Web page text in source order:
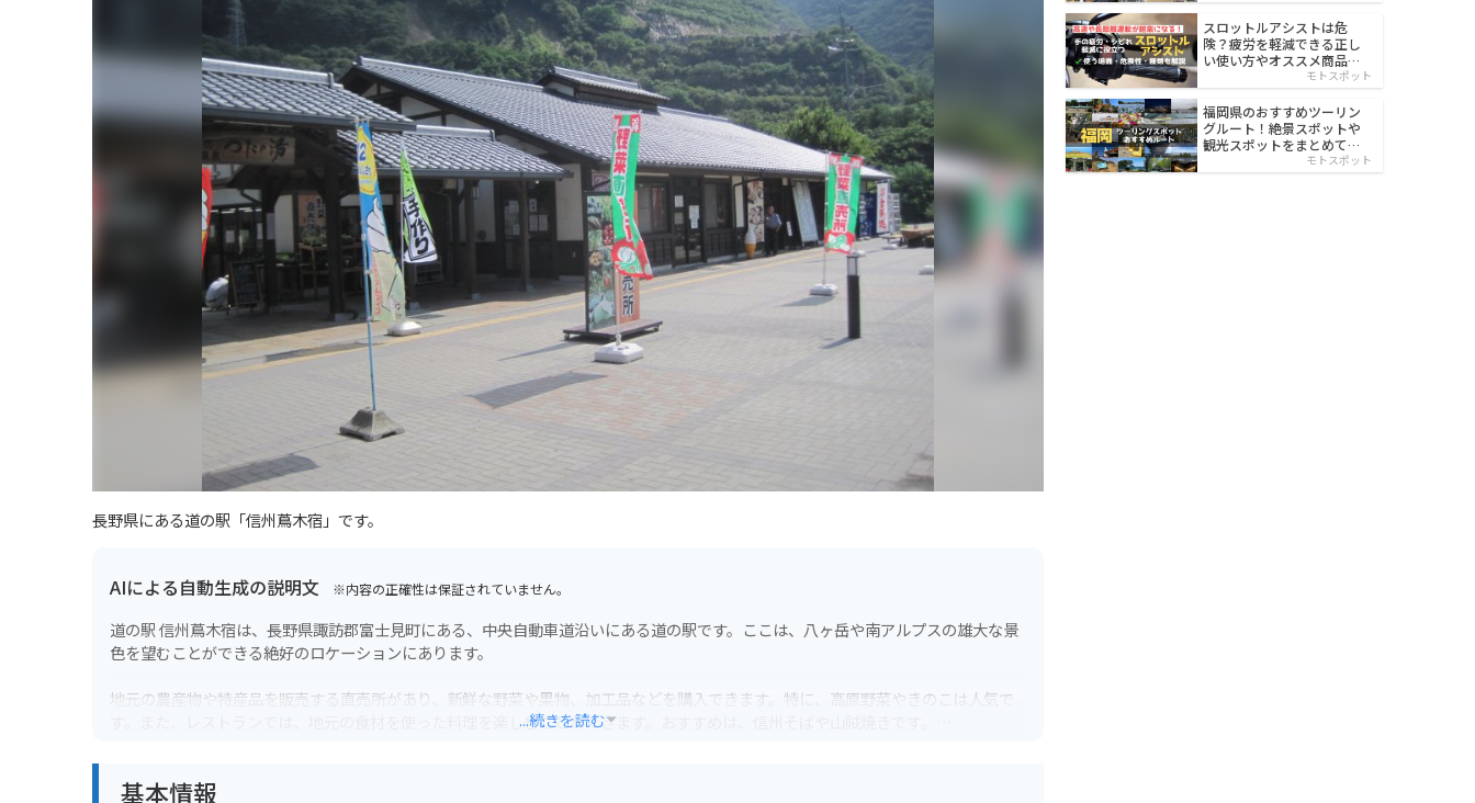
長野県にある道の駅「信州蔦木宿」です。
AIによる自動生成の説明文 ※内容の正確性は保証されていません。
道の駅 信州蔦木宿は、長野県諏訪郡富士見町にある、中央自動車道沿いにある道の駅です。ここは、八ヶ岳や南アルプスの雄大な景
色を望むことができる絶好のロケーションにあります。
地元の農産物や特産品を販売する直売所があり、新鮮な野菜や果物、加工品などを購入できます。特に、高原野菜やきのこは人気で
す。また、レストランでは、地元の食材を使った料理を楽しむことができます。おすすめは、信州そばや山賊焼きです。
ど、景色の良いワインディングロードが数多くあります。ツーリングの休憩場所としても最適です。
...続きを読む
基本情報
スロットルアシストは危
険？疲労を軽減できる正し
い使い方やオススメ商品を
モトスポット
福岡県のおすすめツーリン
グルート！絶景スポットや
観光スポットをまとめて紹
モトスポット